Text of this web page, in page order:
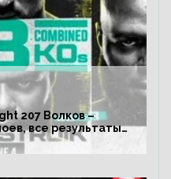
207 Волков –
все результаты